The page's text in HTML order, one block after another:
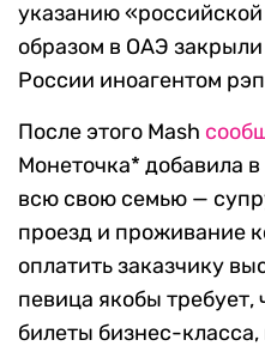
указанию
образом в ОАЭ
России иноагентом
После этого Mash
Монеточка* добавила
всю свою семью —
проезд и проживание
оплатить заказчику
певица якобы
билеты бизнес-